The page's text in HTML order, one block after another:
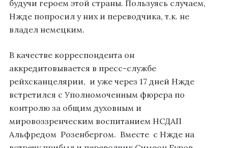
будучи героем этой страны. Пользуясь случаем,
Нжде попросил у них и переводчика, т.к. не
владел немецким.
В качестве корреспондента он
аккредитовывается в пресс-службе
рейхсканцелярии, и уже через 17 дней Нжде
встретился с Уполномоченным фюрера по
контролю за общим духовным и
мировоззренческим воспитанием НСДАП
Альфредом Розенбергом. Вместе с Нжде на